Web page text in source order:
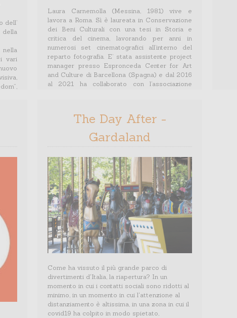
dell’
nella
vari
il
Laura Carnemolla (Messina, 1981) vive e
lavora a Roma. Sì è laureata in Conservazione
dei Beni Culturali con una tesi in Storia e
critica del cinema, lavorando per anni in
numerosi set cinematografici all’interno del
reparto fotografia. E’ stata assistente project
manager presso Espronceda Center for Art
and Culture di Barcellona (Spagna) e dal 2016
al 2021 ha collaborato con l’associazione
Parallelozero, in qualità di responsabile
The Day After -
Gardaland
Come ha vissuto il più grande parco di
divertimenti d'Italia, la riapertura? In un
momento in cui i contatti sociali sono ridotti al
minimo, in un momento in cui l'attenzione al
distanziamento è altissima, in una zona in cui il
covid19 ha colpito in modo spietato,